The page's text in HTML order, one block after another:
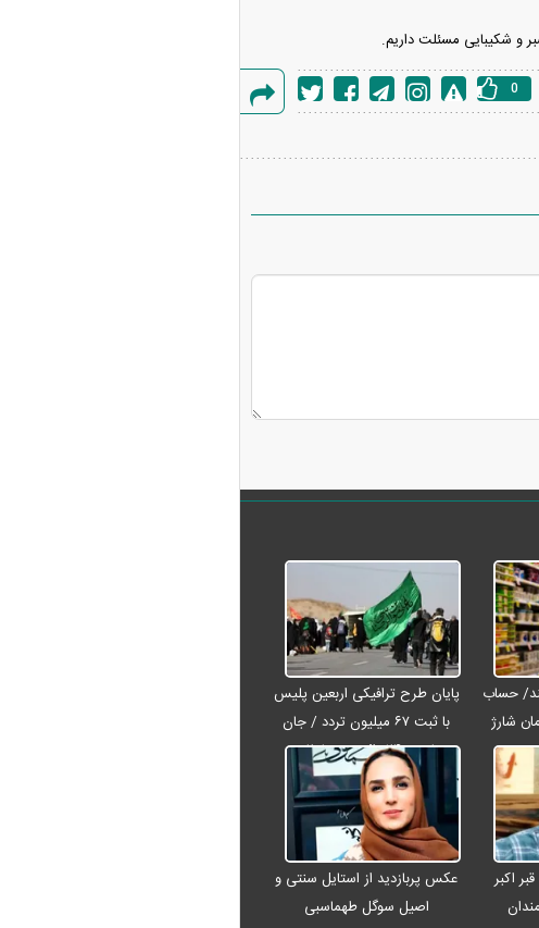
و شکیبایی مسئلت داریم.
گزارش
0
حساب
تومان شارژ
پایان طرح ترافیکی اربعین پلیس
با ثبت ۶۷ میلیون تردد / جان
باختن ۲۴ زائر در تصادفات
اربعینی
اکبر
عکس پربازدید از استایل سنتی و
اصیل سوگل طهماسبی